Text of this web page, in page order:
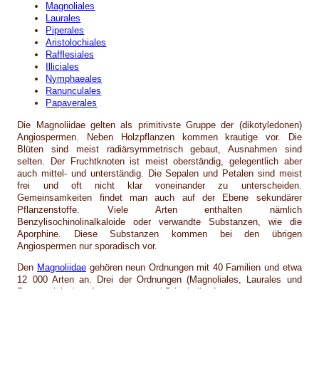
Magnoliales
Laurales
Piperales
Aristolochiales
Rafflesiales
Illiciales
Nymphaeales
Ranunculales
Papaverales
Die Magnoliidae gelten als primitivste Gruppe der (dikotyledonen)
Angiospermen. Neben Holzpflanzen kommen krautige vor. Die
Blüten sind meist radiärsymmetrisch gebaut, Ausnahmen sind
selten. Der Fruchtknoten ist meist oberständig, gelegentlich aber
auch mittel- und unterständig. Die Sepalen und Petalen sind meist
frei und oft nicht klar voneinander zu unterscheiden.
Gemeinsamkeiten findet man auch auf der Ebene sekundärer
Pflanzenstoffe. Viele Arten enthalten nämlich
Benzylisochinolinalkaloide oder verwandte Substanzen, wie die
Aporphine. Diese Substanzen kommen bei den übrigen
Angiospermen nur sporadisch vor.
Den Magnoliidae gehören neun Ordnungen mit 40 Familien und etwa
12 000 Arten an. Drei der Ordnungen (Magnoliales, Laurales und
Ranunculales) umfassen etwa zwei Drittel aller Arten.